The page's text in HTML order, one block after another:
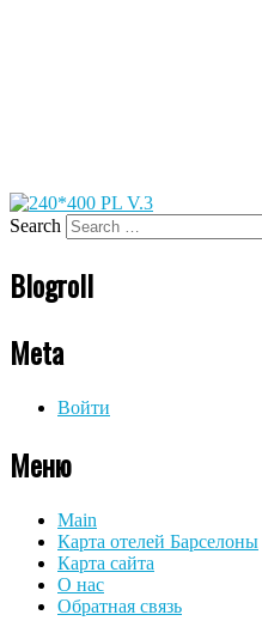
Search
Blogroll
Meta
Войти
Меню
Main
Карта отелей Барселоны
Карта сайта
О нас
Обратная связь